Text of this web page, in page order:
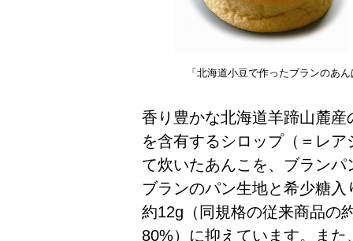
「北海道小豆で作ったブランのあ
香り豊かな北海道羊蹄山麓産
を含有するシロップ（＝レ
て炊いたあんこを、ブランパ
ブランのパン生地と希少糖
約12g（同規格の従来商品の
80%）に抑えています。ま